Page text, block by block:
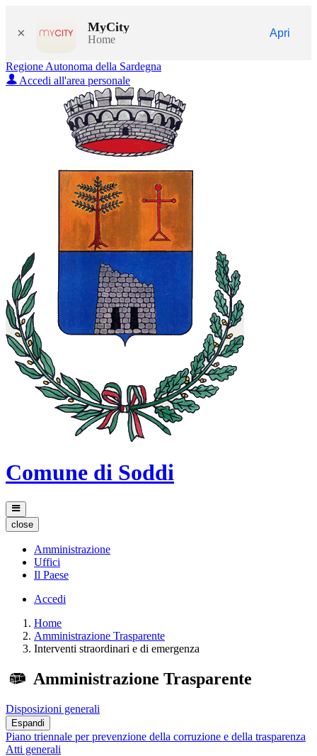
× MyCity
Home
Apri
Regione Autonoma della Sardegna
Accedi all'area personale
Comune di Soddi
close
Amministrazione
Uffici
Il Paese
Accedi
Home
Amministrazione Trasparente
Interventi straordinari e di emergenza
Amministrazione Trasparente
Disposizioni generali
Espandi
Piano triennale per prevenzione della corruzione e della trasparenza
Atti generali